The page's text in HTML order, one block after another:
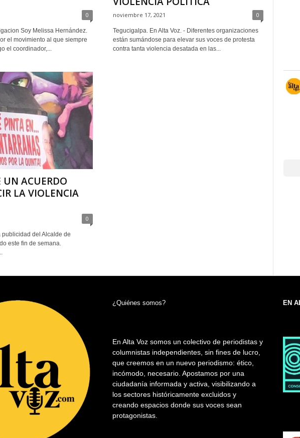
0
Soy Melissa Hernández.
el movimiento al que siempre
el coordinador,...
noviembre 17, 2021 0
Tegucigalpa. En Alta Voz. - Diferentes organizaciones
están sumándose para elevar sus voces de protesta
contra tanta violencia desatada en las...
UN ACUERDO
LA VIOLENCIA
0
publicidad del Alcalde de
este fin de semana.
¿Quiénes somos?
En Alta Voz somos un colectivo de periodistas y
columnistas independientes, sin fines de lucro,
que creemos en un nuevo periodismo: ético,
incómodo, necesario. Apostamos por una
ciudadanía informada y activa, visibilizando a
los sectores históricamente excluidos y
creando espacios donde sus voces sean
protagonistas.
EN